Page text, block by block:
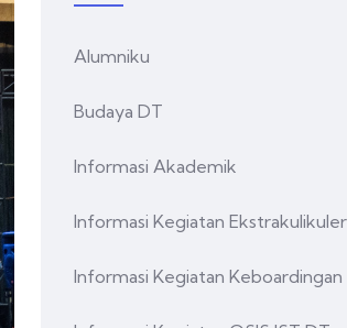
Alumniku
Budaya DT
Informasi Akademik
Informasi Kegiatan Ekstrakulikuler
Informasi Kegiatan Keboardingan